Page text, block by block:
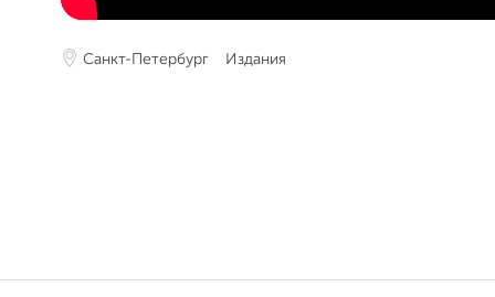
Санкт-Петербург Издания